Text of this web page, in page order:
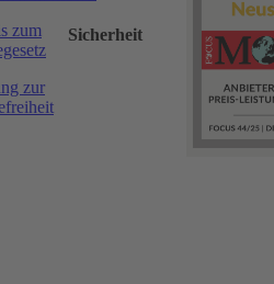
zum
zur
Sicherheit